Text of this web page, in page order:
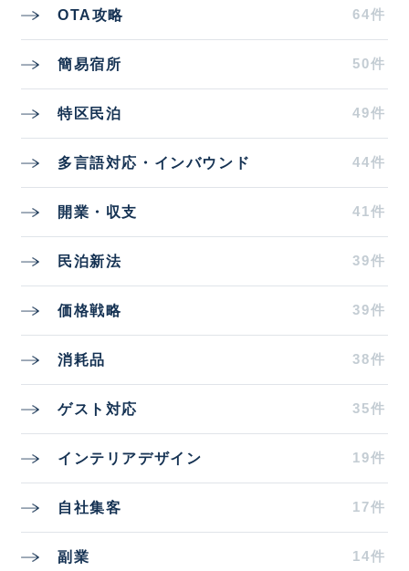
OTA攻略 64件
簡易宿所 50件
特区民泊 49件
多言語対応・インバウンド 44件
開業・収支 41件
民泊新法 39件
価格戦略 39件
消耗品 38件
ゲスト対応 35件
インテリアデザイン 19件
自社集客 17件
副業 14件